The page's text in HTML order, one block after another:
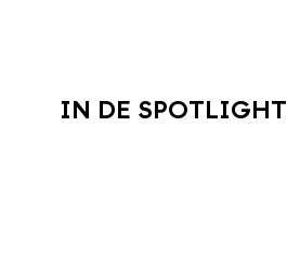
IN DE SPOTLIGHT